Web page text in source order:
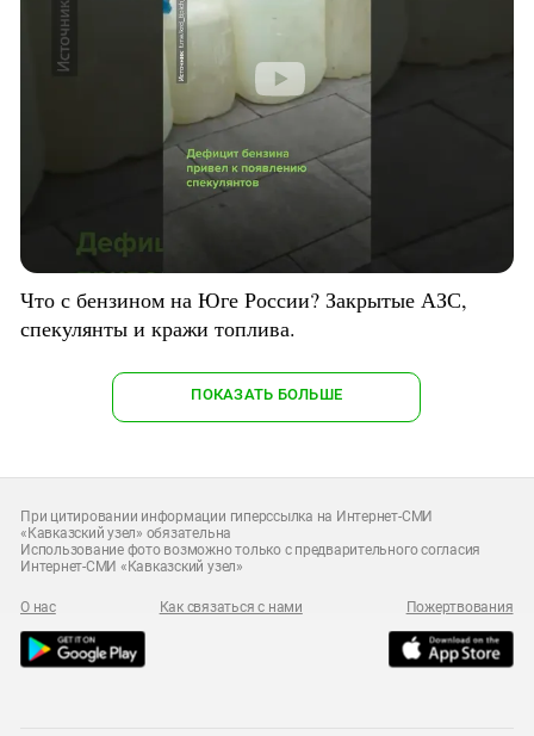
Что с бензином на Юге России? Закрытые АЗС,
спекулянты и кражи топлива.
ПОКАЗАТЬ БОЛЬШЕ
При цитировании информации гиперссылка на Интернет-СМИ
«Кавказский узел» обязательна
Использование фото возможно только с предварительного согласия
Интернет-СМИ «Кавказский узел»
О нас Как связаться с нами Пожертвования